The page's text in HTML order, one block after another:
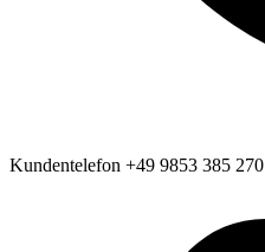
Kundentelefon +49 9853 385 270